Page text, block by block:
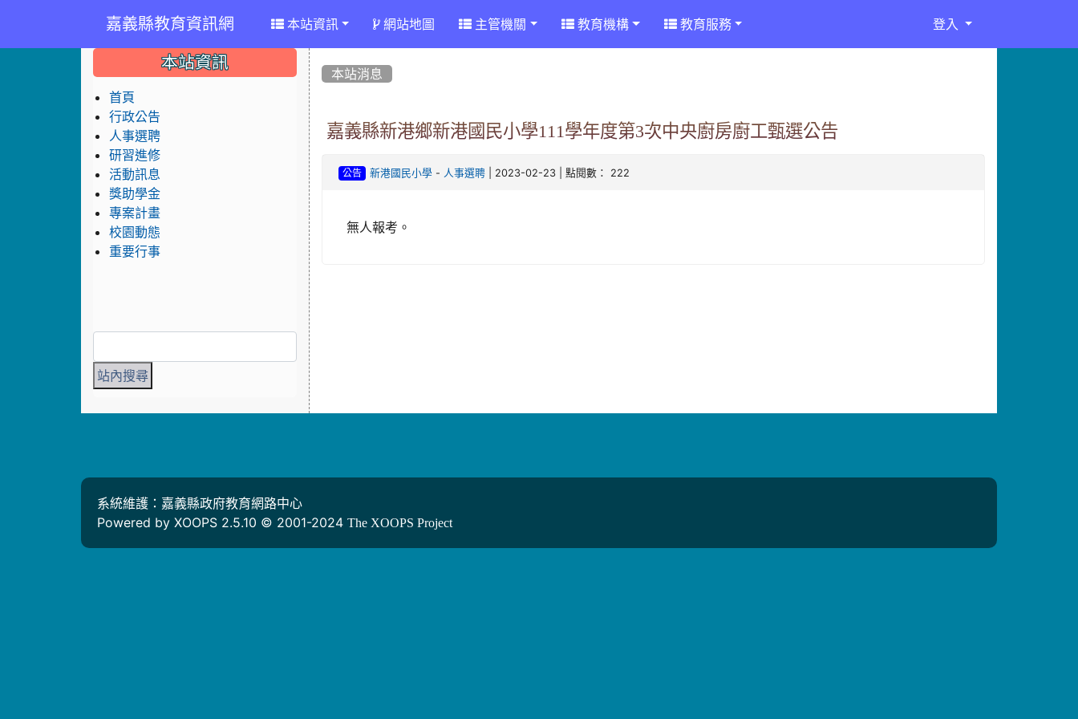
嘉義縣教育資訊網 本站資訊 網站地圖 主管機關 教育機構 教育服務 登入
本站消息
嘉義縣新港鄉新港國民小學111學年度第3次中央廚房廚工甄選公告
公告 新港國民小學 - 人事選聘 | 2023-02-23 | 點閱數： 222
無人報考。
::: 本站資訊
首頁
行政公告
人事選聘
研習進修
活動訊息
獎助學金
專案計畫
校園動態
重要行事
系統維護：嘉義縣政府教育網路中心
Powered by XOOPS 2.5.10 © 2001-2024 The XOOPS Project